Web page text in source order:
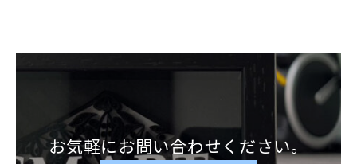
お気軽にお問い合わせください。